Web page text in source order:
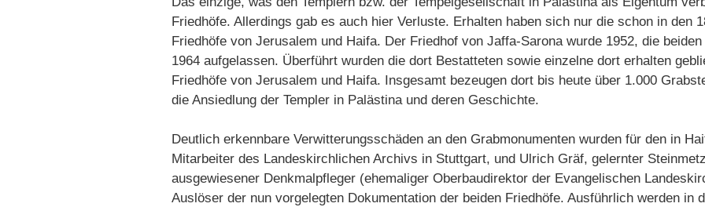
Friedhöfe. Allerdings gab es auch hier Verluste. Erhalten haben sich nur die schon in den
Friedhöfe von Jerusalem und Haifa. Der Friedhof von Jaffa-Sarona wurde 1952, die
1964 aufgelassen. Überführt wurden die dort Bestatteten sowie einzelne dort erhalten
Friedhöfe von Jerusalem und Haifa. Insgesamt bezeugen dort bis heute über 1.000
die Ansiedlung der Templer in Palästina und deren Geschichte.
Deutlich erkennbare Verwitterungsschäden an den Grabmonumenten wurden für den in
Mitarbeiter des Landeskirchlichen Archivs in Stuttgart, und Ulrich Gräf, gelernter
ausgewiesener Denkmalpfleger (ehemaliger Oberbaudirektor der Evangelischen
Auslöser der nun vorgelegten Dokumentation der beiden Friedhöfe. Ausführlich werden in